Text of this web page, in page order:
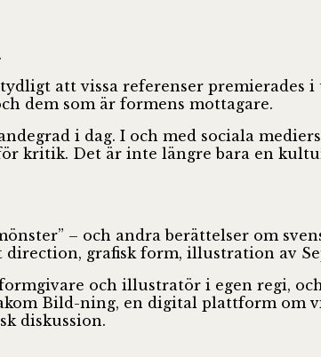
att vissa referenser
dem som är formens mottagare.
i dag. I och med sociala
kritik. Det är inte längre bara en
– och andra berättelser om
grafisk form, illustration av
och illustratör i egen regi,
Bild-ning, en digital plattform om
diskussion.